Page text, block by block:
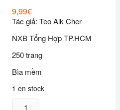
9,99€
Tác giả: Teo Aik Cher
NXB Tổng Hợp TP.HCM
250 trang
Bìa mềm
1 en stock
quantité